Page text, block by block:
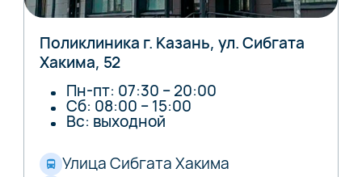
Поликлиника г. Казань, ул. Сибгата
Хакима, 52
Пн-пт: 07:30 – 20:00
Сб: 08:00 – 15:00
Вс: выходной
Улица Сибгата Хакима